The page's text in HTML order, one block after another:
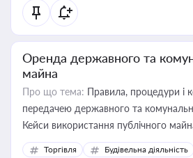
Оренда державного та
майна
Про що тема: Правила, процедури і
передачею державного та
Кейси використання публічного
Торгівля Будівельна діяльність